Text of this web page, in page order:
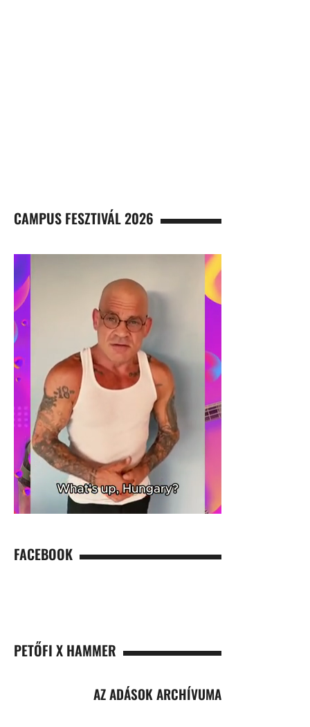
CAMPUS FESZTIVÁL 2026
FACEBOOK
PETŐFI X HAMMER
AZ ADÁSOK ARCHÍVUMA